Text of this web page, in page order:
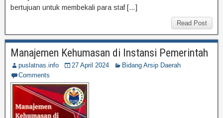
bertujuan untuk membekali para staf […]
Read Post
Manajemen Kehumasan di Instansi Pemerintah
puslatnas.info 27 April 2024
Bidang Arsip Daerah
Comments